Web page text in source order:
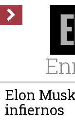
Elon
infiernos